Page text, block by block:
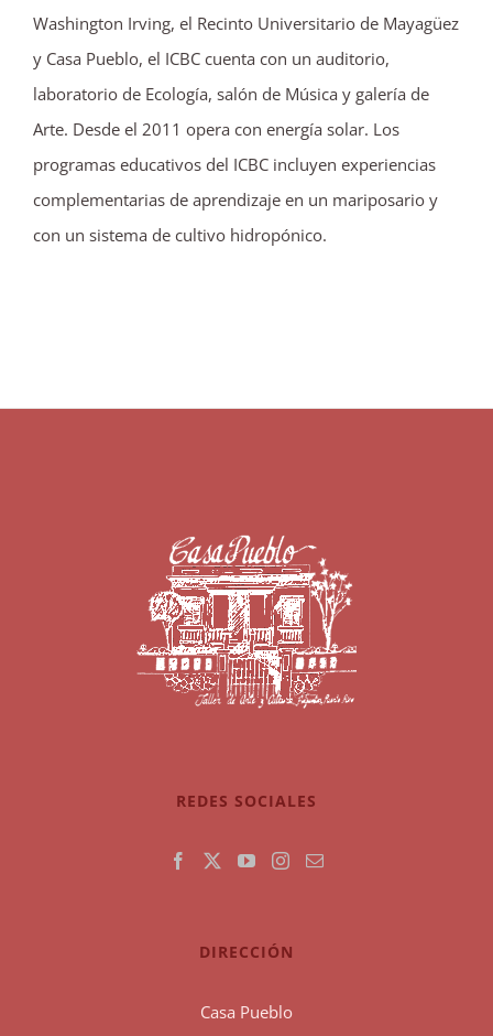
Washington Irving, el Recinto Universitario de Mayagüez
y Casa Pueblo, el ICBC cuenta con un auditorio,
laboratorio de Ecología, salón de Música y galería de
Arte. Desde el 2011 opera con energía solar. Los
programas educativos del ICBC incluyen experiencias
complementarias de aprendizaje en un mariposario y
con un sistema de cultivo hidropónico.
REDES SOCIALES
DIRECCIÓN
Casa Pueblo